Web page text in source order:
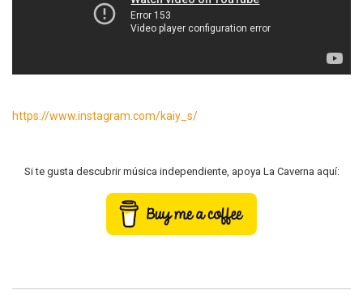
https://www.instagram.com/kaiy_s/
Si te gusta descubrir música independiente, apoya La Caverna aquí: